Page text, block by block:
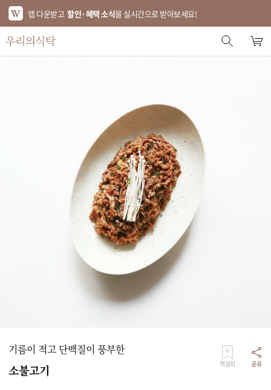
앱 다운받고 할인·혜택 소식을 실시간으로 받아보세요!
한정특가
베스트
신상품
기획전
브랜드
푸드
키친
리빙
기름이 적고 단백질이 풍부한
소불고기 책갈피 공유